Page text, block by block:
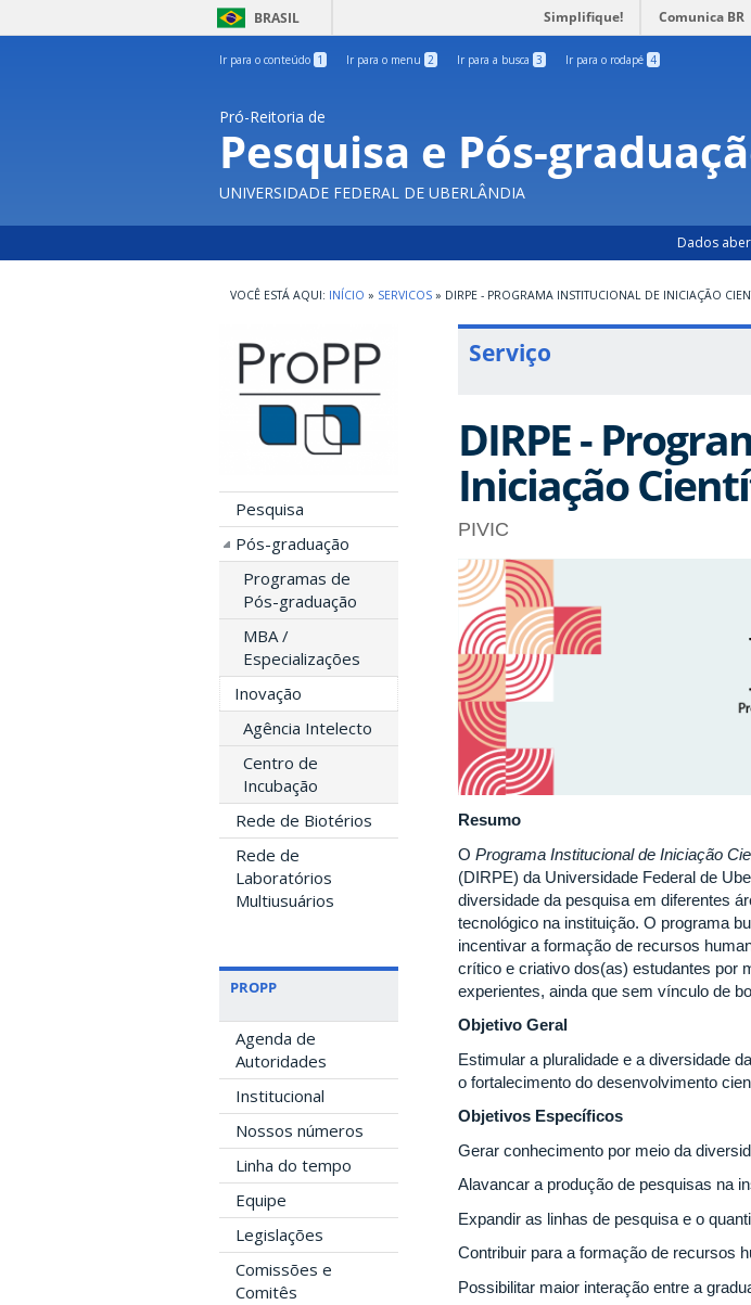
BRASIL Simplifique! Comunica BR
Ir para o conteúdo 1 Ir para o menu 2 Ir para a busca 3 Ir para o rodapé 4
Pró-Reitoria de
Pesquisa e Pós-
UNIVERSIDADE FEDERAL DE UBERLÂNDIA
Dados
INÍCIO » SERVICOS » DIRPE - PROGRAMA INSTITUCIONAL DE INICIAÇÃO
Pesquisa
Pós-graduação
Programas de
Pós-graduação
MBA /
Especializações
Inovação
Agência Intelecto
Centro de
Incubação
Rede de Biotérios
Rede de
Laboratórios
Multiusuários
PROPP
Agenda de
Autoridades
Institucional
Nossos números
Linha do tempo
Equipe
Legislações
Comissões e
Comitês
Serviço
DIRPE -
Iniciação
PIVIC
Resumo
O Programa Institucional de Iniciação
(DIRPE) da Universidade Federal de
diversidade da pesquisa em diferentes
tecnológico na instituição. O programa
incentivar a formação de recursos
crítico e criativo dos(as) estudantes por
experientes, ainda que sem vínculo de
Objetivo Geral
Estimular a pluralidade e a diversidade
o fortalecimento do desenvolvimento
Objetivos Específicos
Gerar conhecimento por meio da
Alavancar a produção de pesquisas na
Expandir as linhas de pesquisa e o
Contribuir para a formação de recursos
Possibilitar maior interação entre a